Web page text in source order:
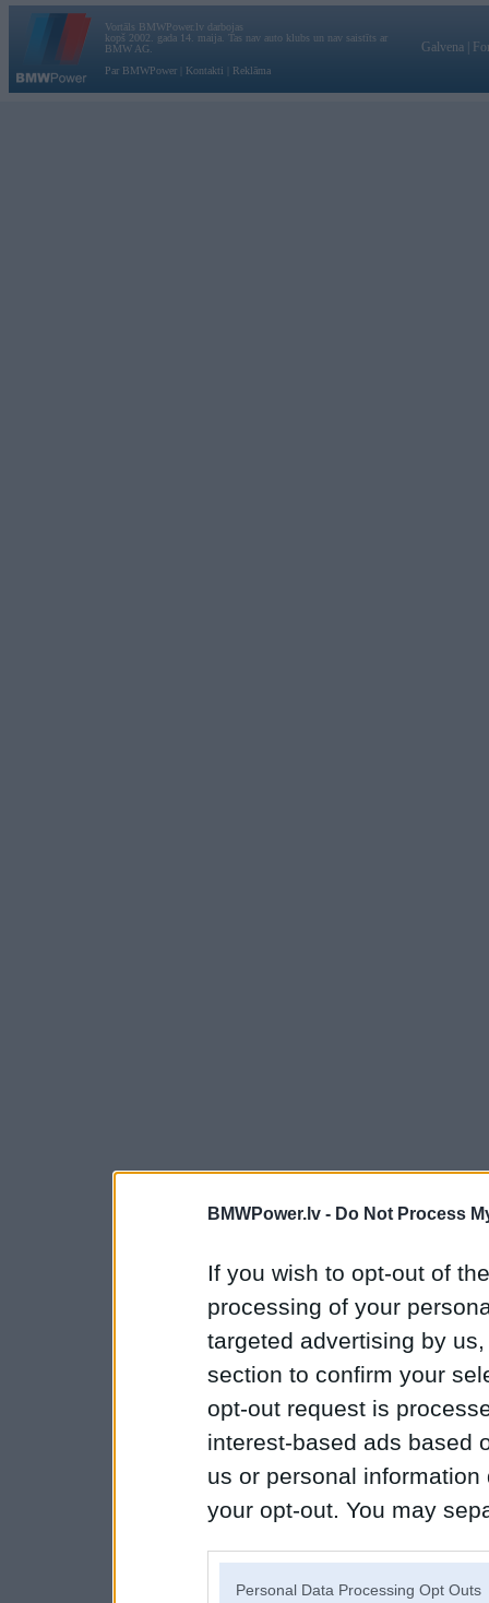
BMWPower.lv - Do Not Process
If you wish to opt-out of
processing of your
targeted advertising by
section to confirm your
opt-out request is
interest-based ads based
us or personal
your opt-out. You may
Personal Data Processing Opt Outs
Vortāls BMWPower.lv darbojas
kopš 2002. gada 14. maija. Tas nav auto klubs un nav saistīts ar
BMW AG.
Par BMWPower
Kontakti Reklāma
Galvena